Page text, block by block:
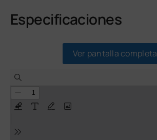
Especificaciones
Ver pantalla completa